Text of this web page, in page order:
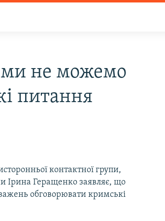
ми не можемо
питання
контактної групи,
Ірина Геращенко заявляє, що
обговорювати кримські